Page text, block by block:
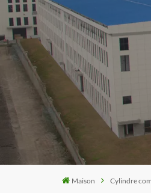
Maison Cylindre